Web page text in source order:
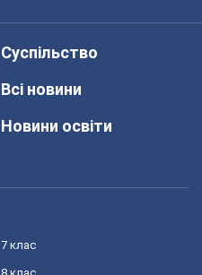
Суспільство
Всі новини
Новини освіти
7 клас